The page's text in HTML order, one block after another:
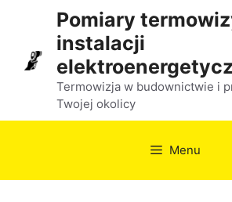
treści
Pomiary
instalacji
Termowizja w budownictwie i
Twojej okolicy
Menu